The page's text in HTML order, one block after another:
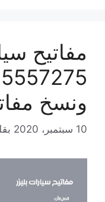
مفاتيح
ونسخ
10 سبتمبر، 2020